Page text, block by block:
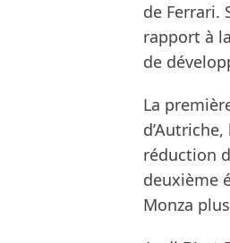
de Ferrari.
rapport à
de
La
réduction
deuxième
Monza